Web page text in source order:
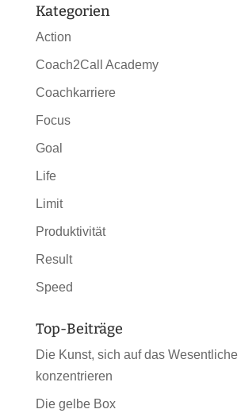
Kategorien
Action
Coach2Call Academy
Coachkarriere
Focus
Goal
Life
Limit
Produktivität
Result
Speed
Top-Beiträge
Die Kunst, sich auf das Wesentliche
konzentrieren
Die gelbe Box